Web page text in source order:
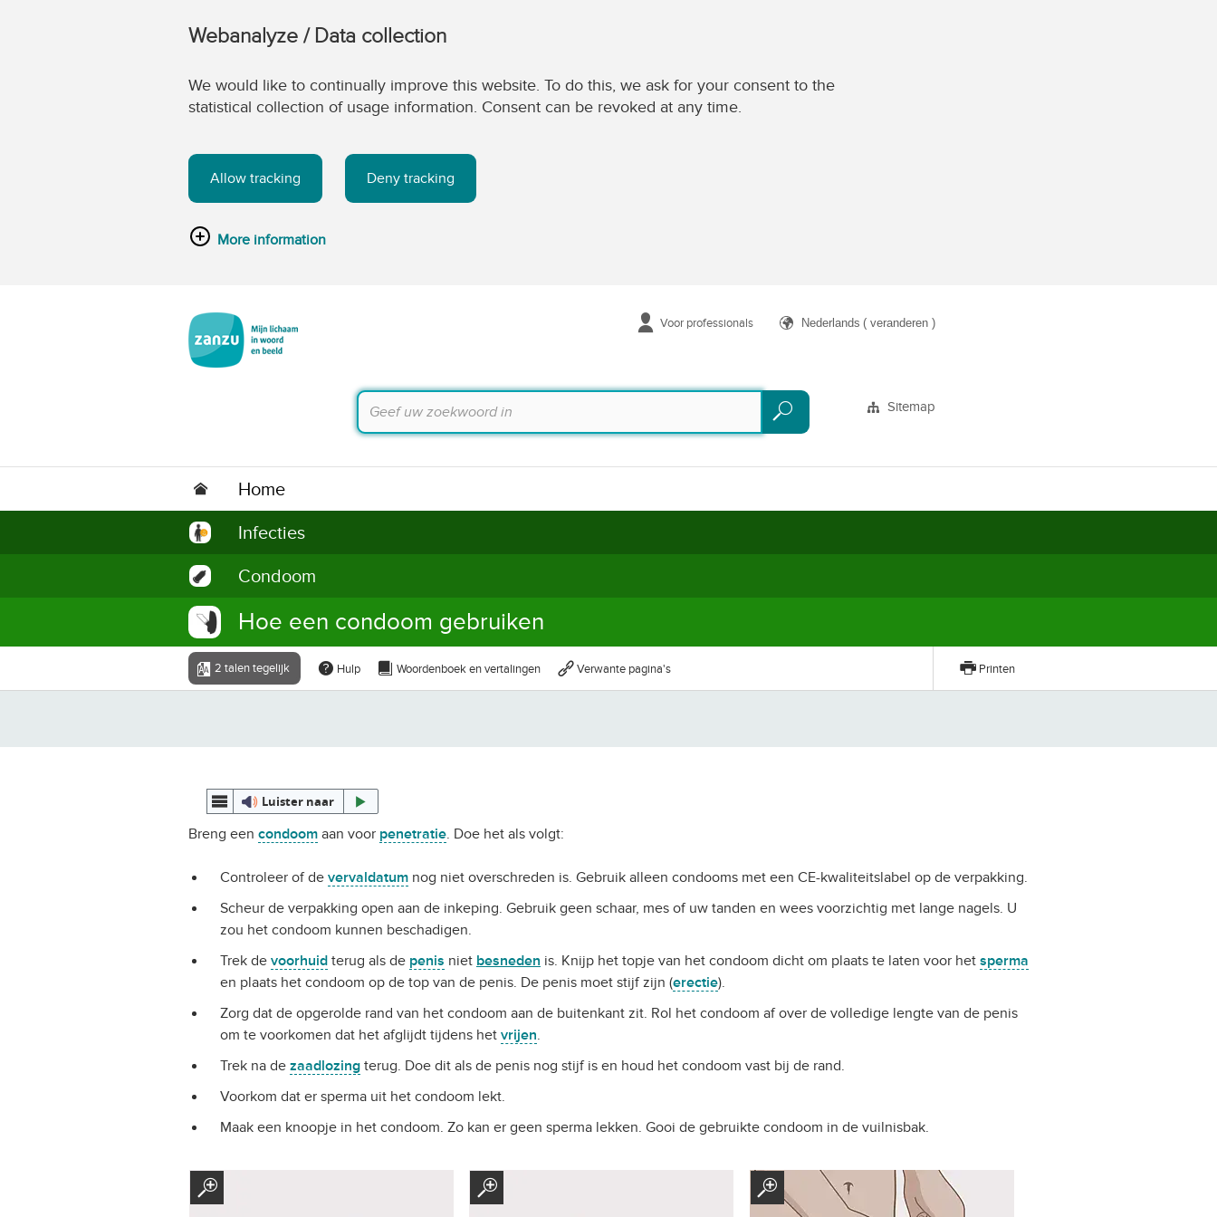
Webanalyze / Data collection
We would like to continually improve this website. To do this, we ask for your consent to the
statistical collection of usage information. Consent can be revoked at any time.
Allow tracking Deny tracking
More information
Voor professionals Nederlands ( veranderen )
Zoeken
Zoeken
Sitemap
Home
Infecties
Condoom
Hoe een condoom gebruiken
2 talen tegelijk Hulp Woordenboek en vertalingen Verwante pagina's Printen
Luister naar
Breng een condoom aan voor penetratie. Doe het als volgt:
Controleer of de vervaldatum nog niet overschreden is. Gebruik alleen condooms met een CE-kwaliteitslabel op de verpakking.
Scheur de verpakking open aan de inkeping. Gebruik geen schaar, mes of uw tanden en wees voorzichtig met lange nagels. U
zou het condoom kunnen beschadigen.
Trek de voorhuid terug als de penis niet besneden is. Knijp het topje van het condoom dicht om plaats te laten voor het sperma
en plaats het condoom op de top van de penis. De penis moet stijf zijn (erectie).
Zorg dat de opgerolde rand van het condoom aan de buitenkant zit. Rol het condoom af over de volledige lengte van de penis
om te voorkomen dat het afglijdt tijdens het vrijen.
Trek na de zaadlozing terug. Doe dit als de penis nog stijf is en houd het condoom vast bij de rand.
Voorkom dat er sperma uit het condoom lekt.
Maak een knoopje in het condoom. Zo kan er geen sperma lekken. Gooi de gebruikte condoom in de vuilnisbak.